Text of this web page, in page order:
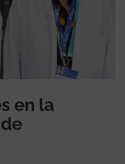
en la